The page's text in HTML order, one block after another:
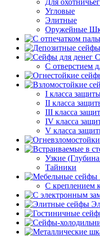
Для
Угловые
Элитные
Оружейные
С отверстием
I класса
II класса
III класса
IV класса
V класса
Узкие
Тайники
С креплением